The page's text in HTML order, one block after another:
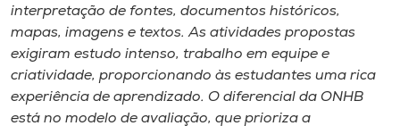
A+
A-
interpretação de fontes, documentos históricos,
mapas, imagens e textos. As atividades propostas
exigiram estudo intenso, trabalho em equipe e
criatividade, proporcionando às estudantes uma rica
experiência de aprendizado. O diferencial da ONHB
está no modelo de avaliação, que prioriza a